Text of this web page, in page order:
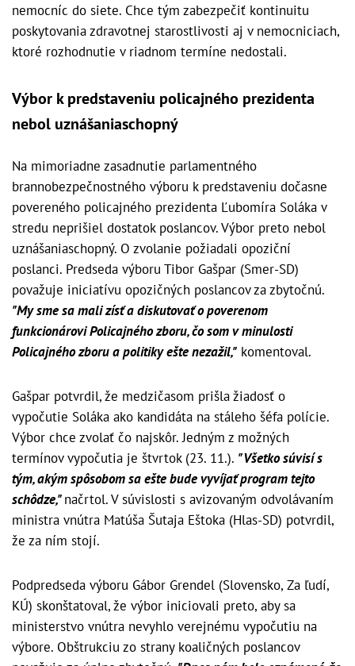
nemocníc do siete. Chce tým zabezpečiť kontinuitu
poskytovania zdravotnej starostlivosti aj v nemocniciach,
ktoré rozhodnutie v riadnom termíne nedostali.
Výbor k predstaveniu policajného prezidenta
nebol uznášaniaschopný
Na mimoriadne zasadnutie parlamentného
brannobezpečnostného výboru k predstaveniu dočasne
povereného policajného prezidenta Ľubomíra Soláka v
stredu neprišiel dostatok poslancov. Výbor preto nebol
uznášaniaschopný. O zvolanie požiadali opoziční
poslanci. Predseda výboru Tibor Gašpar (Smer-SD)
považuje iniciatívu opozičných poslancov za zbytočnú.
"My sme sa mali zísť a diskutovať o poverenom
funkcionárovi Policajného zboru, čo som v minulosti
Policajného zboru a politiky ešte nezažil," komentoval.
Gašpar potvrdil, že medzičasom prišla žiadosť o
vypočutie Soláka ako kandidáta na stáleho šéfa polície.
Výbor chce zvolať čo najskôr. Jedným z možných
termínov vypočutia je štvrtok (23. 11.). "Všetko súvisí s
tým, akým spôsobom sa ešte bude vyvíjať program tejto
schôdze,"načrtol. V súvislosti s avizovaným odvolávaním
ministra vnútra Matúša Šutaja Eštoka (Hlas-SD) potvrdil,
že za ním stojí.
Podpredseda výboru Gábor Grendel (Slovensko, Za ľudí,
KÚ) skonštatoval, že výbor iniciovali preto, aby sa
ministerstvo vnútra nevyhlo verejnému vypočutiu na
výbore. Obštrukciu zo strany koaličných poslancov